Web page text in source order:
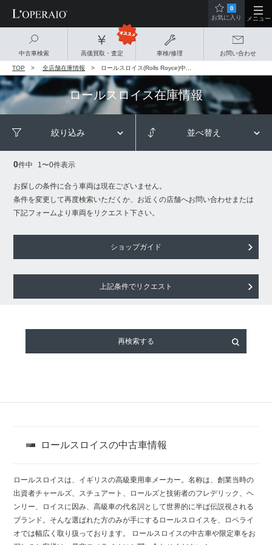
中古車検索 高価買取・査定 車検/修理 お問い合わせ
0
お気に入り
メニュー
TOP 全店舗在庫情報 ロールスロイス(Rolls Royce)中...
ロールスロイス在庫情報
絞り込み 並べ替え
0件中 1〜0件表示
お探しの条件に合う車両は現在ございません。
条件を変更して再度検索いただくか、お近くの店舗へお問い合わせまたは
下記フォームより車両をリクエスト下さい。
ショップガイド
上記条件でリクエスト
再検索する
ロールスロイスの中古車情報
ロールスロイスは、イギリスの高級乗用車メーカー。名称は、創業当時の
出資者チャールズ、スチュアート、ロールズと技術者のフレデリック、ヘ
ンリー、ロイスに因み、高級車の代名詞として世界的に半ば伝説視される
ブランド。そんな選ばれた方のみが手にするロールスロイスを、ロペライ
オでは幅広く取り扱っております。 ロールスロイスの中古車や限定車をお